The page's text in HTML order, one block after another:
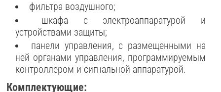
фильтра воздушного;
шкафа с электроаппаратурой и
устройствами защиты;
панели управления, с размещенными на
ней органами управления, программируемым
контроллером и сигнальной аппаратурой.
Комплектующие: